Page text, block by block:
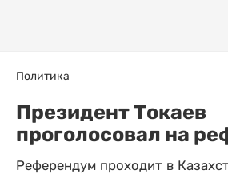
Политика
Президент Токаев
проголосовал на
Референдум проходит в